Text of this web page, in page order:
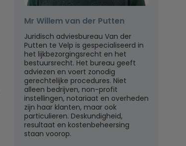
Mr Willem van der Putten
Juridisch adviesbureau Van der
Putten te Velp is gespecialiseerd in
het lijkbezorgingsrecht en het
bestuursrecht. Het bureau geeft
adviezen en voert zonodig
gerechtelijke procedures. Niet
alleen bedrijven, non-profit
instellingen, notariaat en overheden
zijn haar klanten, maar ook
particulieren. Deskundigheid,
resultaat en kostenbeheersing
staan voorop.